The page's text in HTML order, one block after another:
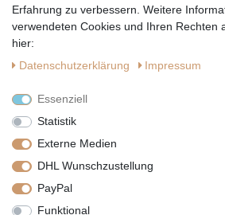
Vertrag widerrufen
Erfahrung zu verbessern. Weitere
verwendeten Cookies und Ihren Rechten
hier:
Daten­schutz­erklärung
Impressum
Essenziell
Statistik
Externe Medien
DHL Wunschzustellung
PayPal
Funktional